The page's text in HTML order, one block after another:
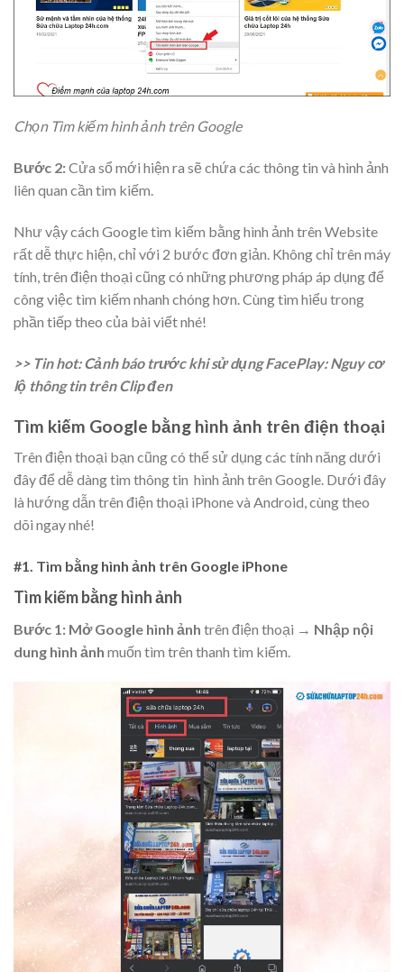
Chọn Tìm kiếm hình ảnh trên Google
Bước 2:Cửa sổ mới hiện ra sẽ chứa các thông tin và hình ảnh
liên quan cần tìm kiếm.
Như vậy cách Google tìm kiếm bằng hình ảnh trên Website
rất dễ thực hiện, chỉ với 2 bước đơn giản. Không chỉ trên máy
tính, trên điện thoại cũng có những phương pháp áp dụng để
công việc tìm kiếm nhanh chóng hơn. Cùng tìm hiểu trong
phần tiếp theo của bài viết nhé!
>> Tin hot: Cảnh báo trước khi sử dụng FacePlay: Nguy cơ
lộ thông tin trên Clip đen
Tìm kiếm Google bằng hình ảnh trên điện thoại
Trên điện thoại bạn cũng có thể sử dụng các tính năng dưới
đây để dễ dàng tìm thông tin hình ảnh trên Google. Dưới đây
là hướng dẫn trên điện thoại iPhone và Android, cùng theo
dõi ngay nhé!
#1. Tìm bằng hình ảnh trên Google iPhone
Tìm kiếm bằng hình ảnh
Bước 1: Mở Google hình ảnh trên điện thoại → Nhập nội
dung hình ảnh muốn tìm trên thanh tìm kiếm.